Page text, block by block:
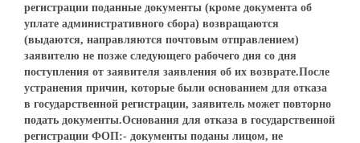
регистрации поданные документы (кроме документа об
уплате административного сбора) возвращаются
(выдаются, направляются почтовым отправлением)
заявителю не позже следующего рабочего дня со дня
поступления от заявителя заявления об их возврате.После
устранения причин, которые были основанием для отказа
в государственной регистрации, заявитель может повторно
подать документы.Основания для отказа в государственной
регистрации ФОП:- документы поданы лицом, не